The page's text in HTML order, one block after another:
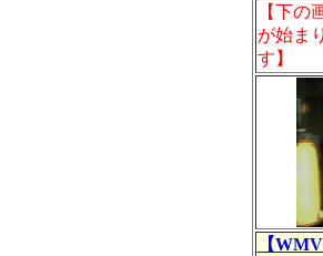
【下の
が始ま
す】
【